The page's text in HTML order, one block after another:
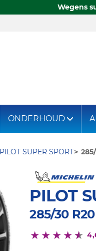
Wegens
ONDERHOUD
PILOT SUPER SPORT
PILOT
285/30